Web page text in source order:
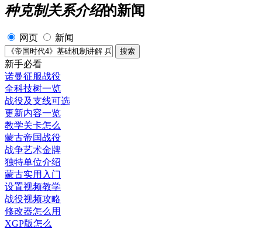
种克制关系介绍的新闻
网页 新闻
新手必看
诺曼征服战役
全科技树一览
战役及支线可选
更新内容一览
教学关卡怎么
蒙古帝国战役
战争艺术金牌
独特单位介绍
蒙古实用入门
设置视频教学
战役视频攻略
修改器怎么用
XGP版怎么